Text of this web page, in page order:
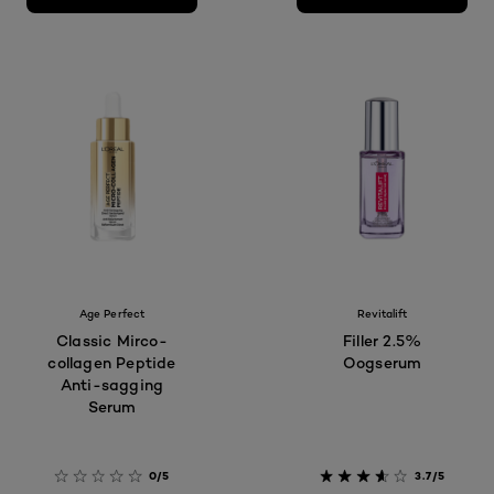
Age Perfect
Classic Mirco-
collagen Peptide
Anti-sagging
Serum
0/5
Revitalift
Filler 2.5%
Oogserum
3.7/5